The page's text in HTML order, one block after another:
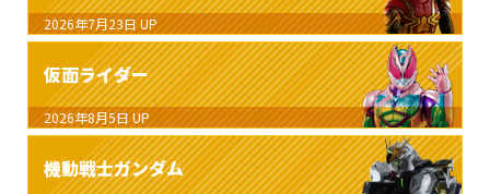
2026年7月23日 UP
仮面ライダー
2026年8月5日 UP
機動戦士ガンダム